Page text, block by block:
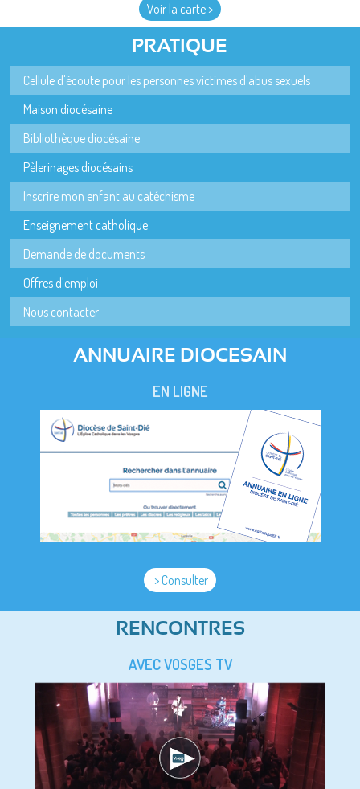
Voir la carte >
PRATIQUE
Cellule d'écoute pour les personnes victimes d'abus sexuels
Maison diocésaine
Bibliothèque diocésaine
Pèlerinages diocésains
Inscrire mon enfant au catéchisme
Enseignement catholique
Demande de documents
Offres d'emploi
Nous contacter
ANNUAIRE DIOCESAIN
EN LIGNE
> Consulter
RENCONTRES
AVEC VOSGES TV